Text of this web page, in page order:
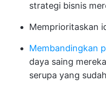
strategi bisnis
Memprioritaskan
Membandingkan
daya saing
serupa yang